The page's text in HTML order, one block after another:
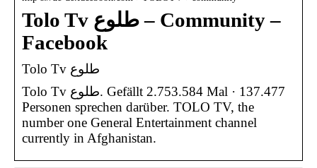
Tolo Tv طلوع – Community –
Facebook
Tolo Tv طلوع
Tolo Tv طلوع‎. Gefällt 2.753.584 Mal · 137.477
Personen sprechen darüber. TOLO TV, the
number one General Entertainment channel
currently in Afghanistan.